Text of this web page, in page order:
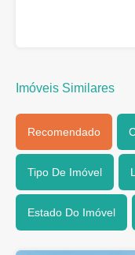
Imóveis Similares
Recomendado
Tipo De Imóvel
Estado Do Imóvel